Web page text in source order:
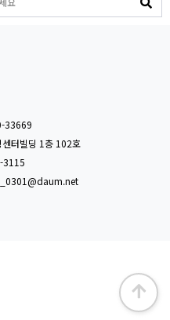
33669
터빌딩 1층 102호
3115